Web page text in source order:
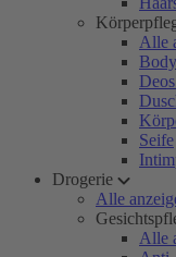
Alle
Seife
Drogerie
Alle
Alle